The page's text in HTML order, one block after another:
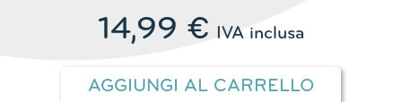
14,99 € IVA inclusa
AGGIUNGI AL CARRELLO